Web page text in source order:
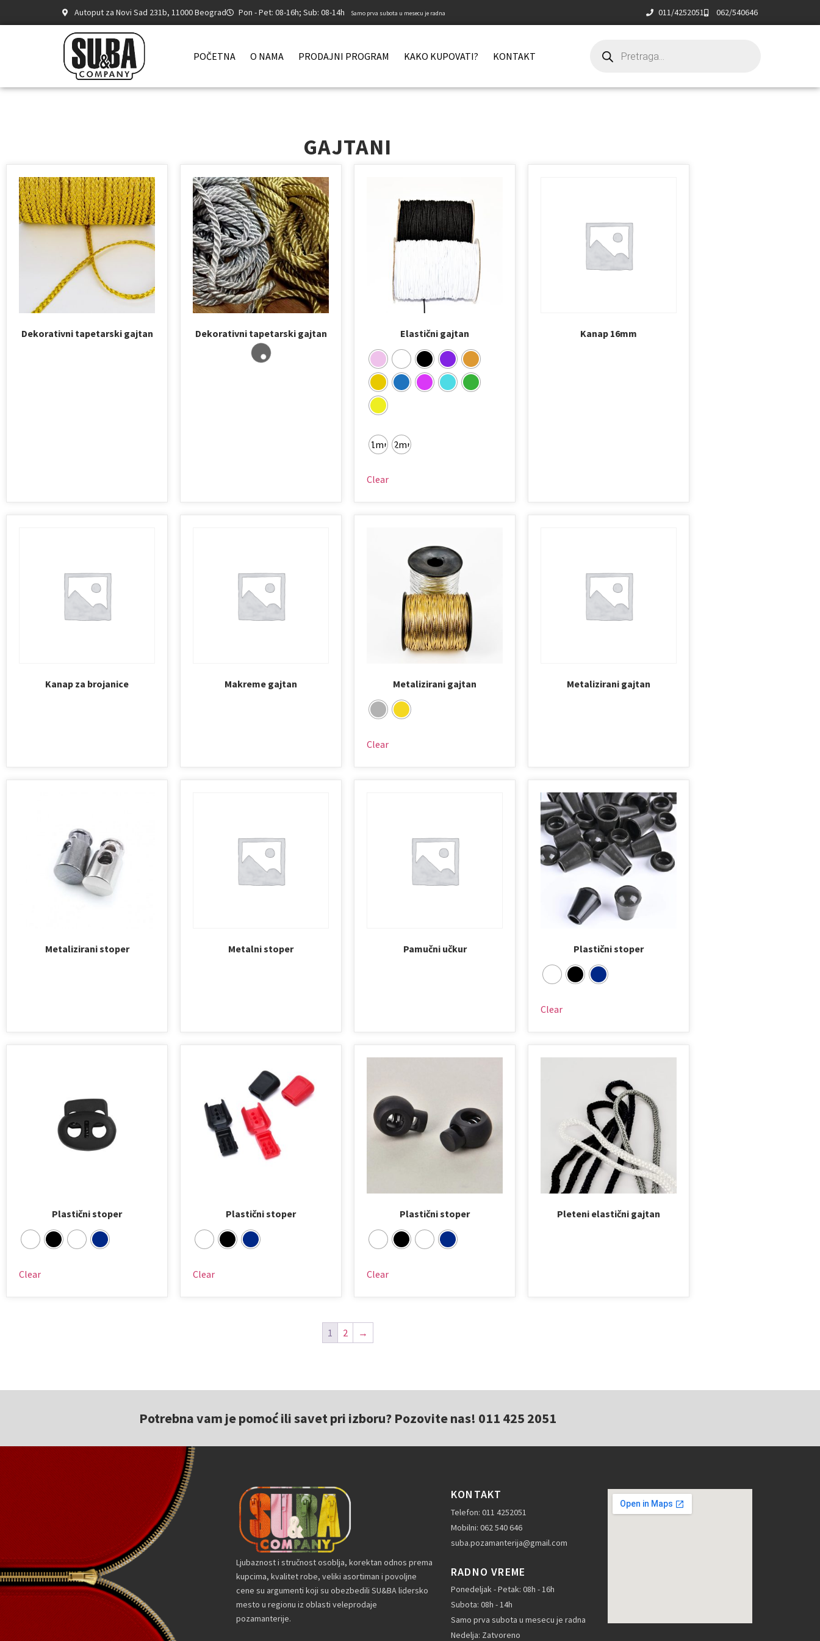
Autoput za Novi Sad 231b, 11000 Beograd Pon - Pet: 08-16h; Sub: 08-14h Samo prva subota u mesecu je radna 011/4252051 062/540646
POČETNA O NAMA PRODAJNI PROGRAM KAKO KUPOVATI? KONTAKT
GAJTANI
Dekorativni tapetarski gajtan Dekorativni tapetarski gajtan Elastični gajtan
1mm2mm
Clear
Kanap 16mm
Kanap za brojanice Makreme gajtan Metalizirani gajtan
Clear
Metalizirani gajtan
Metalizirani stoper Metalni stoper Pamučni učkur Plastični stoper
Clear
Plastični stoper
Clear
Plastični stoper
Clear
Plastični stoper
Clear
Pleteni elastični gajtan
1 2 →
Potrebna vam je pomoć ili savet pri izboru? Pozovite nas! 011 425 2051
Ljubaznost i stručnost osoblja, korektan odnos prema
kupcima, kvalitet robe, veliki asortiman i povoljne
cene su argumenti koji su obezbedili SU&BA lidersko
mesto u regionu iz oblasti veleprodaje
pozamanterije.
KONTAKT
Telefon: 011 4252051
Mobilni: 062 540 646
suba.pozamanterija@gmail.com
RADNO VREME
Ponedeljak - Petak: 08h - 16h
Subota: 08h - 14h
Samo prva subota u mesecu je radna
Nedelja: Zatvoreno